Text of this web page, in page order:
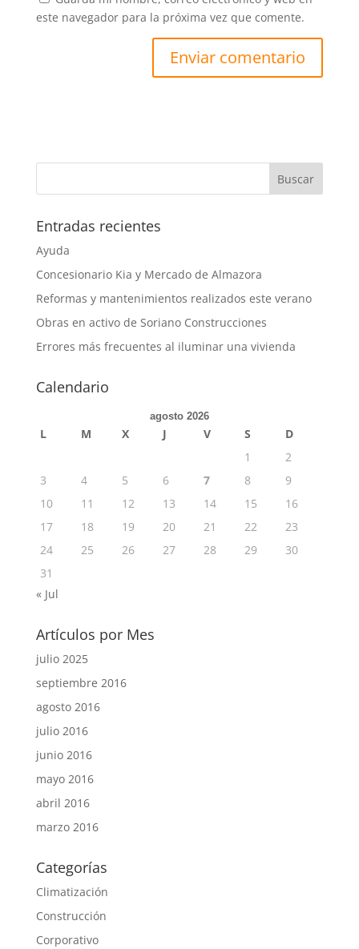
este navegador para la próxima vez que comente.
Entradas recientes
Ayuda
Concesionario Kia y Mercado de Almazora
Reformas y mantenimientos realizados este verano
Obras en activo de Soriano Construcciones
Errores más frecuentes al iluminar una vivienda
Calendario
agosto 2026
L M X J V S
D
1
2
3
4 5 6 7 8
9
10
11 12 13 14 15
16
17
18 19 20 21 22
23
24
25 26 27 28 29
30
31
« Jul
Artículos por Mes
julio 2025
septiembre 2016
agosto 2016
julio 2016
junio 2016
mayo 2016
abril 2016
marzo 2016
Categorías
Climatización
Construcción
Corporativo